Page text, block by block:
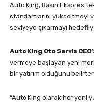
Auto King, Basın
standartlarını yükseltmeyi
seviyeye çıkarmayı
Auto King Oto Servis
vermeye başlayan yeni
bir yatırım olduğunu
“Auto King olarak her yeni